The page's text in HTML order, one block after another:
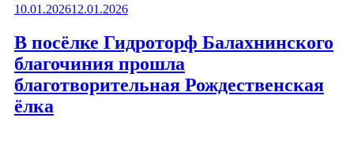
школы
Спасской
церкви
посетили
Свято-
Троицкий
Опубликовано
10.01.202612.01.2026
В посёлке Гидроторф Балахнинского
благочиния прошла
благотворительная Рождественская
ёлка